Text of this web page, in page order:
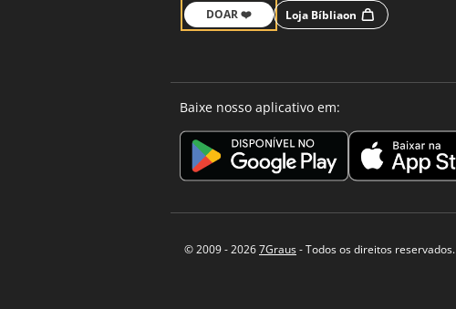
DOAR ❤️ Loja Bíbliaon
Baixe nosso aplicativo em:
© 2009 - 20267Graus- Todos os direitos reservados.